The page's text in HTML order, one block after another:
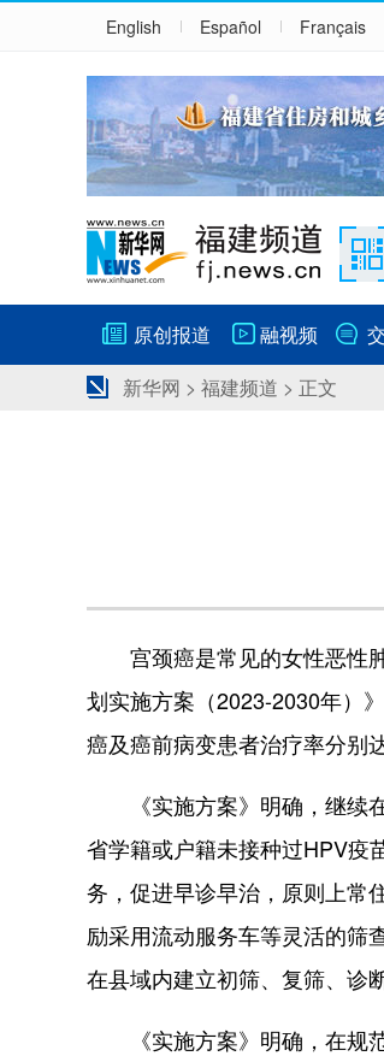
English Español Français
原创报道 融视频
新华网 > 福建频道 > 正文
宫颈癌是常见的女性恶性肿
划实施方案（2023-2030年）
癌及癌前病变患者治疗率分别
《实施方案》明确，继续在
省学籍或户籍未接种过HPV疫
务，促进早诊早治，原则上常
励采用流动服务车等灵活的筛
在县域内建立初筛、复筛、诊
《实施方案》明确，在规范